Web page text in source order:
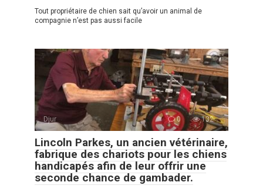
Tout propriétaire de chien sait qu’avoir un animal de
compagnie n’est pas aussi facile
Djur 0 132
Lincoln Parkes, un ancien vétérinaire,
fabrique des chariots pour les chiens
handicapés afin de leur offrir une
seconde chance de gambader.